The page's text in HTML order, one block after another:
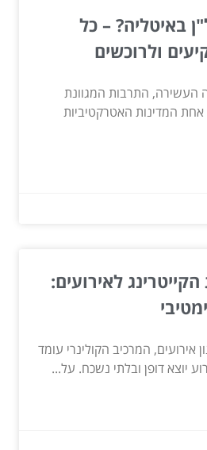
באיטליה? – כל
ולרוכשים
העשירה, התרבות המגוונת
אחת המדינות האטרקטיביות
לאירועים:
המרכיב הקולינרי עומד
יוצא דופן ובלתי נשכח. על...